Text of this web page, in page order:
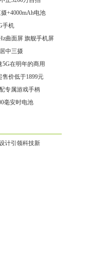
+4000mAh电池
手机
曲面屏 旗舰手机屏
中三摄
在明年的商用
价低于1899元
专属游戏手柄
毫安时电池
计引领科技新